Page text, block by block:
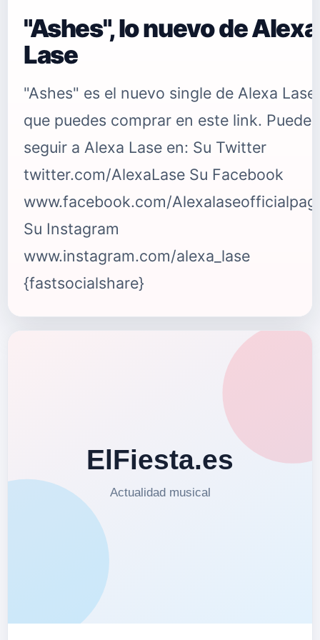
"Ashes", lo nuevo de Alexa
Lase
"Ashes" es el nuevo single de Alexa Lase
que puedes comprar en este link. Puedes
seguir a Alexa Lase en: Su Twitter
twitter.com/AlexaLase Su Facebook
www.facebook.com/
Su Instagram
www.instagram.com/alexa_lase
{fastsocialshare}